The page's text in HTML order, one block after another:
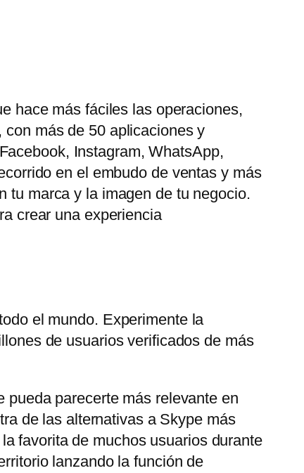
hace más fáciles las operaciones,
más de 50 aplicaciones y
Instagram, WhatsApp,
en el embudo de ventas y más
tu marca y la imagen de tu negocio.
crear una experiencia
el mundo. Experimente la
de usuarios verificados de más
pueda parecerte más relevante en
de las alternativas a Skype más
favorita de muchos usuarios durante
lanzando la función de